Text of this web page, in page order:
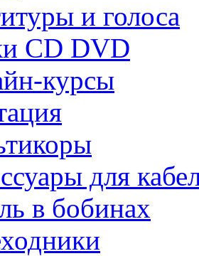
и голоса
CD DVD
курсы
для
в бобинах